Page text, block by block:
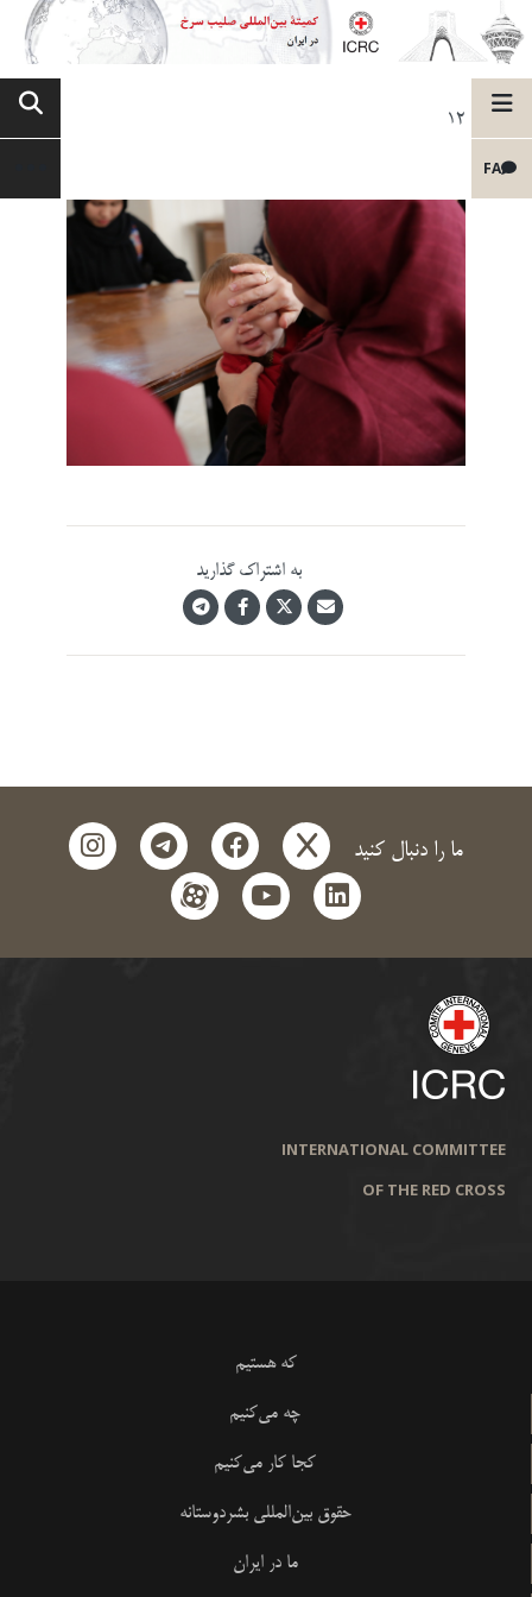
FA
12
به اشتراک گذارید
ما را دنبال کنید x
facebook
telegram
instagram
linkedin
youtube
aparat
INTERNATIONAL COMMITTEE
OF THE RED CROSS
که هستیم
چه می‌کنیم
کجا کار می‌کنیم
حقوق بین‌المللی بشردوستانه
ما در ایران